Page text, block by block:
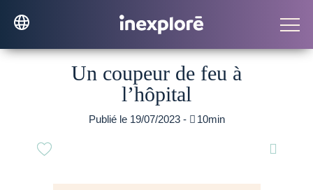
Un coupeur de feu à
l’hôpital
Publié le 19/07/2023 -  10min
